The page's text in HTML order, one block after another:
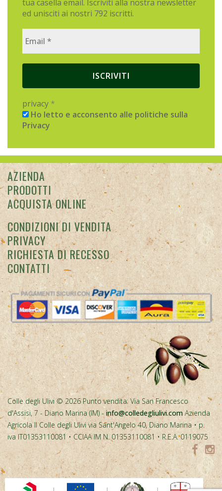
privacy*
Ho letto e acconsento alle politiche sulla
Privacy
PRODOTTI
ACQUISTA ONLINE
CONDIZIONI DI VENDITA
PRIVACY
RICHIESTA DI RECESSO
CONTATTI
Colle degli Ulivi © 2026 Punto vendita: Via San Francesco
d'Assisi, 7 - Diano Marina (IM) -info@colledegliulivi.comAzienda
Agricola Il Colle degli Ulivi via Sant'Angelo 40, Diano Marina • p.
iva IT01353110081 • CCIAA IM N. 01353110081 • R.E.A. 0119075
Spesa cofinanziata con risorse del PR FESR Liguria 2021-2027